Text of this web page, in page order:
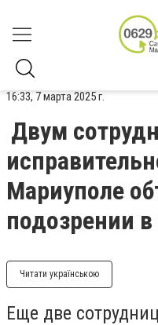
16:33, 7 марта 2025 г.
Двум
Мариуполе
подозрении
Читати українською
Еще две